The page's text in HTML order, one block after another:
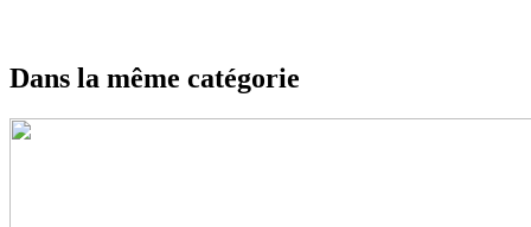
Dans la même catégorie